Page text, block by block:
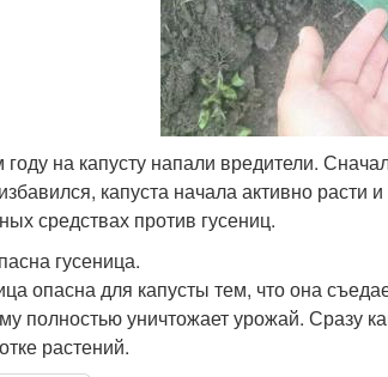
году на капусту напали вредители.
капуста начала активно
средствах против гусениц.
гусеница.
опасна для капусты тем, что она
полностью уничтожает урожай. Сразу
растений.